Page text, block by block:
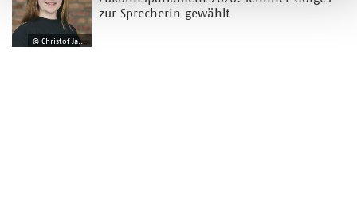
© Christof Jakob
zur Sprecherin gewählt